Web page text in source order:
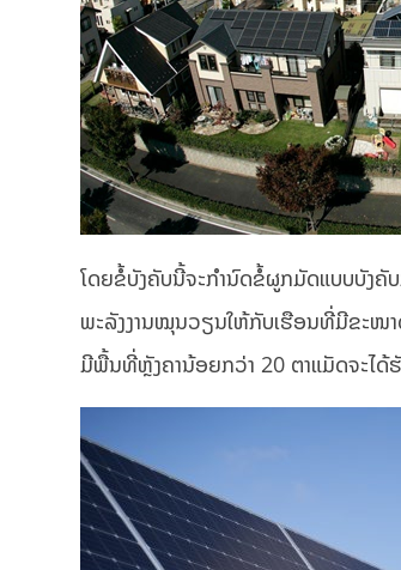
ໂດຍຂໍ້ບັງຄັບນີ້ຈະກຳນົດຂໍ້ຜູກມັດແບບບັງຄັ
ພະລັງງານໝຸນວຽນໃຫ້ກັບເຮືອນທີ່ມີຂະໜາ
ມີພື້ນທີ່ຫຼັງຄານ້ອຍກວ່າ 20 ຕາແມັດຈະໄ